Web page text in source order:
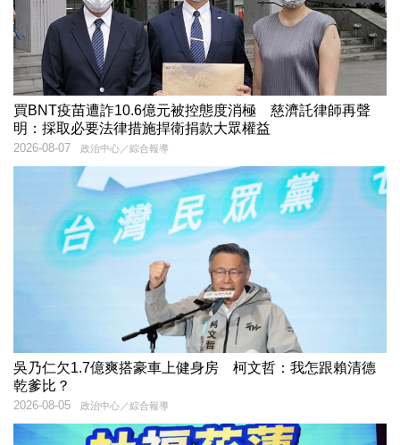
買BNT疫苗遭詐10.6億元被控態度消極 慈濟託律師再聲
明：採取必要法律措施捍衛捐款大眾權益
政治中心／綜合報導
2026-08-07
吳乃仁欠1.7億爽搭豪車上健身房 柯文哲：我怎跟賴清德
乾爹比？
政治中心／綜合報導
2026-08-05